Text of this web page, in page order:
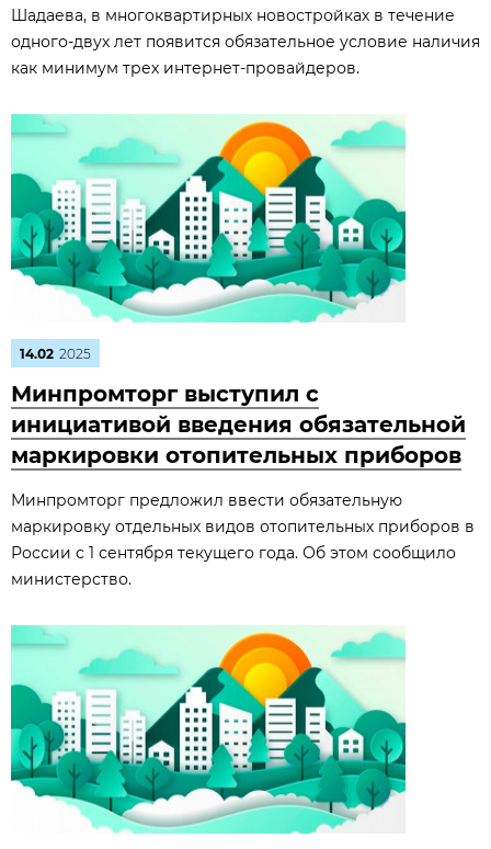
Шадаева, в многоквартирных новостройках в течение
одного-двух лет появится обязательное условие наличия
как минимум трех интернет-провайдеров.
14.02 2025
Минпромторг выступил с
инициативой введения обязательной
маркировки отопительных приборов
Минпромторг предложил ввести обязательную
маркировку отдельных видов отопительных приборов в
России с 1 сентября текущего года. Об этом сообщило
министерство.